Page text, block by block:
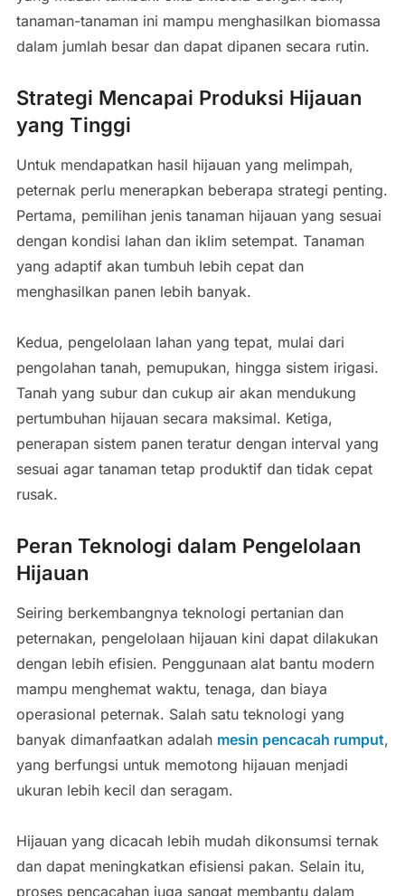
tanaman-tanaman ini mampu menghasilkan biomassa
dalam jumlah besar dan dapat dipanen secara rutin.
Strategi Mencapai Produksi Hijauan
yang Tinggi
Untuk mendapatkan hasil hijauan yang melimpah,
peternak perlu menerapkan beberapa strategi penting.
Pertama, pemilihan jenis tanaman hijauan yang sesuai
dengan kondisi lahan dan iklim setempat. Tanaman
yang adaptif akan tumbuh lebih cepat dan
menghasilkan panen lebih banyak.
Kedua, pengelolaan lahan yang tepat, mulai dari
pengolahan tanah, pemupukan, hingga sistem irigasi.
Tanah yang subur dan cukup air akan mendukung
pertumbuhan hijauan secara maksimal. Ketiga,
penerapan sistem panen teratur dengan interval yang
sesuai agar tanaman tetap produktif dan tidak cepat
rusak.
Peran Teknologi dalam Pengelolaan
Hijauan
Seiring berkembangnya teknologi pertanian dan
peternakan, pengelolaan hijauan kini dapat dilakukan
dengan lebih efisien. Penggunaan alat bantu modern
mampu menghemat waktu, tenaga, dan biaya
operasional peternak. Salah satu teknologi yang
banyak dimanfaatkan adalah mesin pencacah rumput,
yang berfungsi untuk memotong hijauan menjadi
ukuran lebih kecil dan seragam.
Hijauan yang dicacah lebih mudah dikonsumsi ternak
dan dapat meningkatkan efisiensi pakan. Selain itu,
proses pencacahan juga sangat membantu dalam